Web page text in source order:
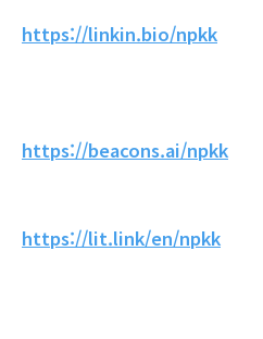
https://linkin.bio/npkk
https://beacons.ai/npkk
https://lit.link/en/npkk